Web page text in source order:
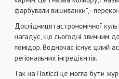
фарбували вишиванки", -
Дослідниця гастрономічної
нагадує, що сьогодні звичним
помідор. Водночас існує цілий
регіональних інгредієнтів.
Так на Поліссі це могла бути